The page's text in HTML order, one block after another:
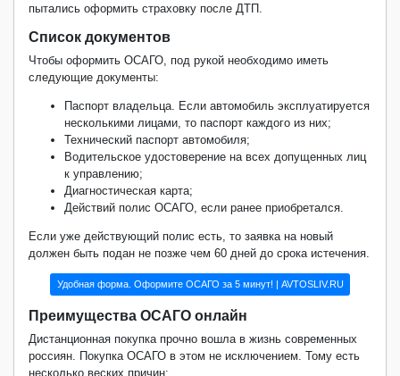
пытались оформить страховку после ДТП.
Список документов
Чтобы оформить ОСАГО, под рукой необходимо иметь
следующие документы:
Паспорт владельца. Если автомобиль эксплуатируется
несколькими лицами, то паспорт каждого из них;
Технический паспорт автомобиля;
Водительское удостоверение на всех допущенных лиц
к управлению;
Диагностическая карта;
Действий полис ОСАГО, если ранее приобретался.
Если уже действующий полис есть, то заявка на новый
должен быть подан не позже чем 60 дней до срока истечения.
Удобная форма. Оформите ОСАГО за 5 минут! | AVTOSLIV.RU
Преимущества ОСАГО онлайн
Дистанционная покупка прочно вошла в жизнь современных
россиян. Покупка ОСАГО в этом не исключением. Тому есть
несколько веских причин: